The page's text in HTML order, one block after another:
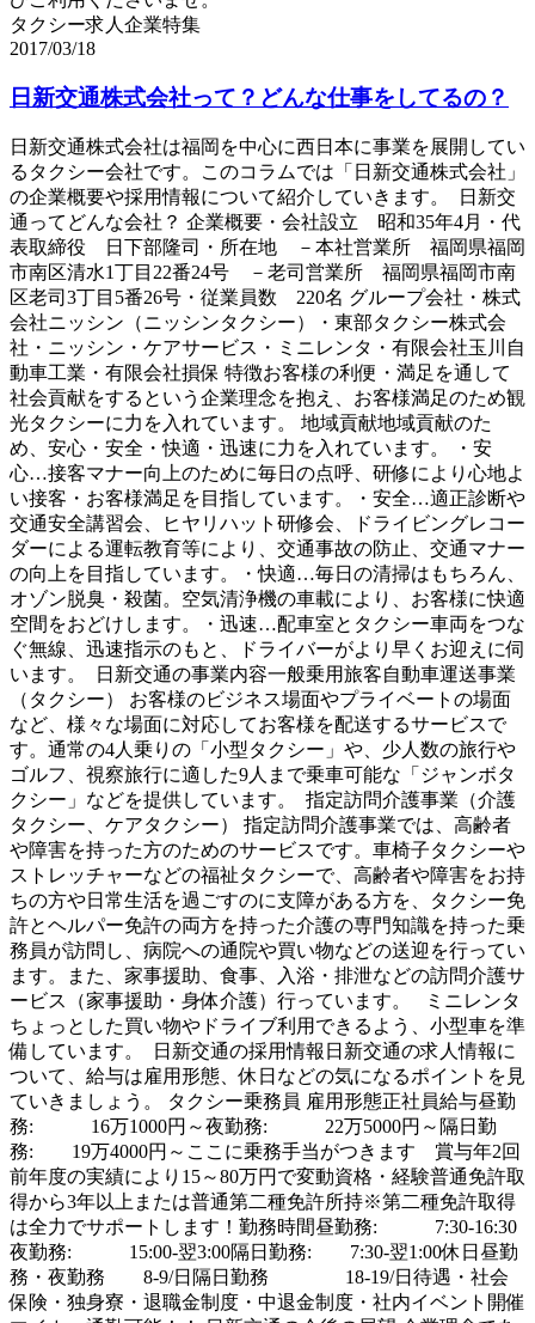
タクシー求人企業特集
2017/03/18
日新交通株式会社って？どんな仕事をしてるの？
日新交通株式会社は福岡を中心に西日本に事業を展開してい
るタクシー会社です。このコラムでは「日新交通株式会社」
の企業概要や採用情報について紹介していきます。 日新交
通ってどんな会社？ 企業概要・会社設立 昭和35年4月・代
表取締役 日下部隆司・所在地 －本社営業所 福岡県福岡
市南区清水1丁目22番24号 －老司営業所 福岡県福岡市南
区老司3丁目5番26号・従業員数 220名 グループ会社・株式
会社ニッシン（ニッシンタクシー）・東部タクシー株式会
社・ニッシン・ケアサービス・ミニレンタ・有限会社玉川自
動車工業・有限会社損保 特徴お客様の利便・満足を通して
社会貢献をするという企業理念を抱え、お客様満足のため観
光タクシーに力を入れています。 地域貢献地域貢献のた
め、安心・安全・快適・迅速に力を入れています。 ・安
心…接客マナー向上のために毎日の点呼、研修により心地よ
い接客・お客様満足を目指しています。・安全…適正診断や
交通安全講習会、ヒヤリハット研修会、ドライビングレコー
ダーによる運転教育等により、交通事故の防止、交通マナー
の向上を目指しています。・快適…毎日の清掃はもちろん、
オゾン脱臭・殺菌。空気清浄機の車載により、お客様に快適
空間をおどけします。・迅速…配車室とタクシー車両をつな
ぐ無線、迅速指示のもと、ドライバーがより早くお迎えに伺
います。 日新交通の事業内容一般乗用旅客自動車運送事業
（タクシー） お客様のビジネス場面やプライベートの場面
など、様々な場面に対応してお客様を配送するサービスで
す。通常の4人乗りの「小型タクシー」や、少人数の旅行や
ゴルフ、視察旅行に適した9人まで乗車可能な「ジャンボタ
クシー」などを提供しています。 指定訪問介護事業（介護
タクシー、ケアタクシー） 指定訪問介護事業では、高齢者
や障害を持った方のためのサービスです。車椅子タクシーや
ストレッチャーなどの福祉タクシーで、高齢者や障害をお持
ちの方や日常生活を過ごすのに支障がある方を、タクシー免
許とヘルパー免許の両方を持った介護の専門知識を持った乗
務員が訪問し、病院への通院や買い物などの送迎を行ってい
ます。また、家事援助、食事、入浴・排泄などの訪問介護サ
ービス（家事援助・身体介護）行っています。 ミニレンタ
ちょっとした買い物やドライブ利用できるよう、小型車を準
備しています。 日新交通の採用情報日新交通の求人情報に
ついて、給与は雇用形態、休日などの気になるポイントを見
ていきましょう。 タクシー乗務員 雇用形態正社員給与昼勤
務: 16万1000円～夜勤務: 22万5000円～隔日勤
務: 19万4000円～ここに乗務手当がつきます 賞与年2回
前年度の実績により15～80万円で変動資格・経験普通免許取
得から3年以上または普通第二種免許所持※第二種免許取得
は全力でサポートします！勤務時間昼勤務: 7:30-16:30
夜勤務: 15:00-翌3:00隔日勤務: 7:30-翌1:00休日昼勤
務・夜勤務 8-9/日隔日勤務 18-19/日待遇・社会
保険・独身寮・退職金制度・中退金制度・社内イベント開催